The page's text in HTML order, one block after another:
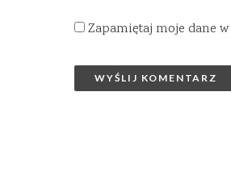
Zapamiętaj moje dane